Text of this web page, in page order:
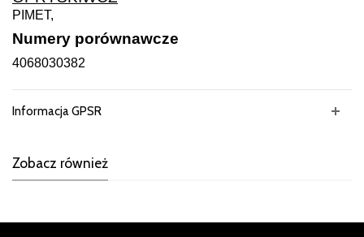
PIMET,
Numery porównawcze
4068030382
Informacja GPSR
Zobacz również